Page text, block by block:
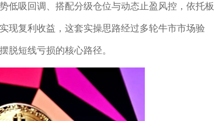
低吸回调、搭配分级仓位与动态止盈风控，依托板
现复利收益，这套实操思路经过多轮牛市市场验
脱短线亏损的核心路径。